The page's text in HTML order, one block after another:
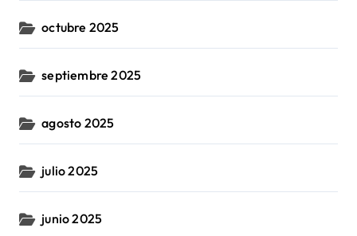
octubre 2025
septiembre 2025
agosto 2025
julio 2025
junio 2025